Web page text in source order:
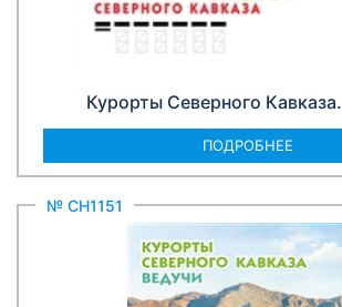
Курорты Северного
ПОДРОБНЕЕ
№ СН1151